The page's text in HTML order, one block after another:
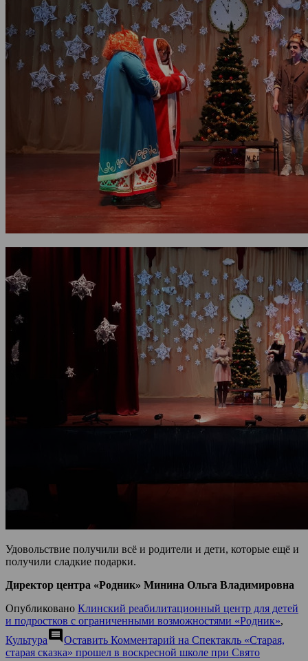
Удовольствие получили всё и родители и дети, которые ещё и
получили сладкие подарки.
Директор центра «Родник» Минина Ольга Владимировна
Опубликовано Клинский реабилитационный центр для детей
и подростков с ограниченными возможностями «Родник»,
Культураcomment Оставить Комментарий на Спектакль «Старая,
старая сказка» прошел в воскресной школе при Свято